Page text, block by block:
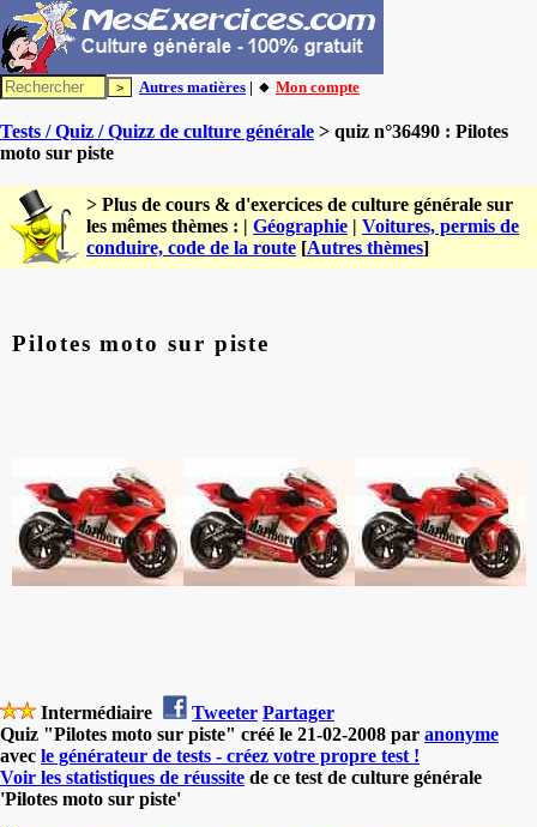
Autres matières | 🔸 Mon compte
Tests / Quiz / Quizz de culture générale > quiz n°36490 : Pilotes
moto sur piste
> Plus de cours & d'exercices de culture générale sur
les mêmes thèmes : | Géographie | Voitures, permis de
conduire, code de la route [Autres thèmes]
Pilotes moto sur piste
Intermédiaire Tweeter Partager
Quiz "Pilotes moto sur piste" créé le 21-02-2008 par anonyme
avec le générateur de tests - créez votre propre test !
Voir les statistiques de réussite de ce test de culture générale
'Pilotes moto sur piste'